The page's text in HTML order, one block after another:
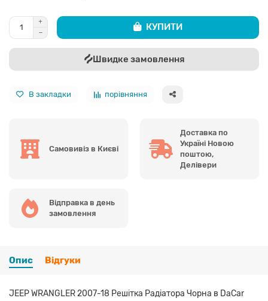
КУПИТИ
Швидке замовлення
В закладки порівняння
Самовивіз в Києві
Доставка по
Україні Новою
поштою,
Делівери
Відправка в день
замовлення
Опис Відгуки
JEEP WRANGLER 2007-18 Решітка Радіатора Чорна в DaCar